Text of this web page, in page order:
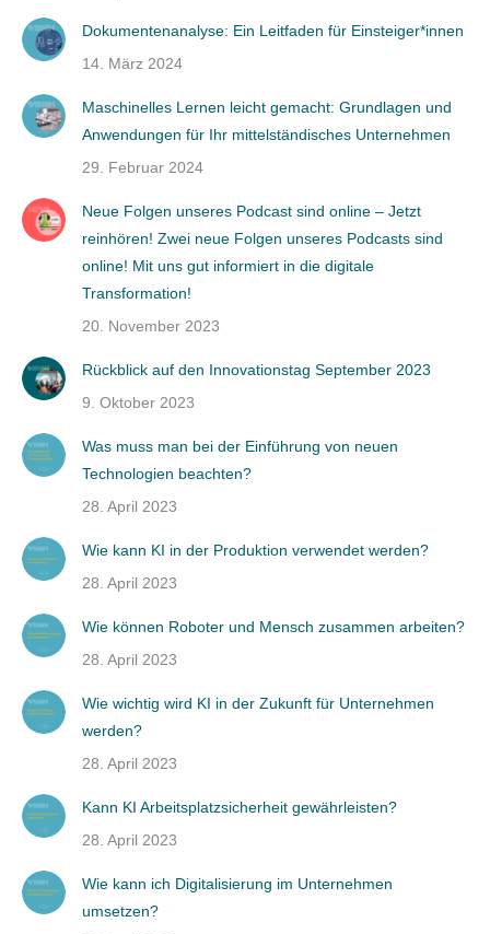
Dokumentenanalyse: Ein Leitfaden für Einsteiger*innen
14. März 2024
Maschinelles Lernen leicht gemacht: Grundlagen und
Anwendungen für Ihr mittelständisches Unternehmen
29. Februar 2024
Neue Folgen unseres Podcast sind online – Jetzt
reinhören! Zwei neue Folgen unseres Podcasts sind
online! Mit uns gut informiert in die digitale
Transformation!
20. November 2023
Rückblick auf den Innovationstag September 2023
9. Oktober 2023
Was muss man bei der Einführung von neuen
Technologien beachten?
28. April 2023
Wie kann KI in der Produktion verwendet werden?
28. April 2023
Wie können Roboter und Mensch zusammen arbeiten?
28. April 2023
Wie wichtig wird KI in der Zukunft für Unternehmen
werden?
28. April 2023
Kann KI Arbeitsplatzsicherheit gewährleisten?
28. April 2023
Wie kann ich Digitalisierung im Unternehmen
umsetzen?